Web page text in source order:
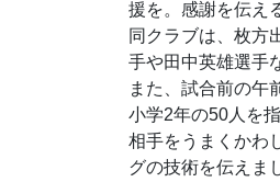
援を。感謝を伝え
同クラブは、枚方
手や田中英雄選手
また、試合前の午
小学2年の50人を
相手をうまくかわ
グの技術を伝えま